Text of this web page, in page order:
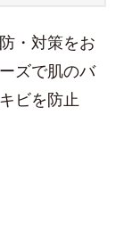
・対策をお
ズで肌のバ
ビを防止